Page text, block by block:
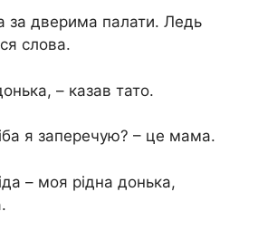
за дверима палати. Ледь
слова.
– казав тато.
я заперечую? – це мама.
– моя рідна донька,